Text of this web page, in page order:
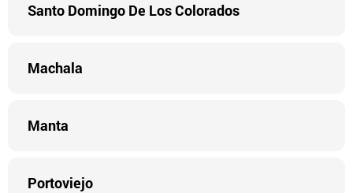
Santo Domingo De Los Colorados
Machala
Manta
Portoviejo